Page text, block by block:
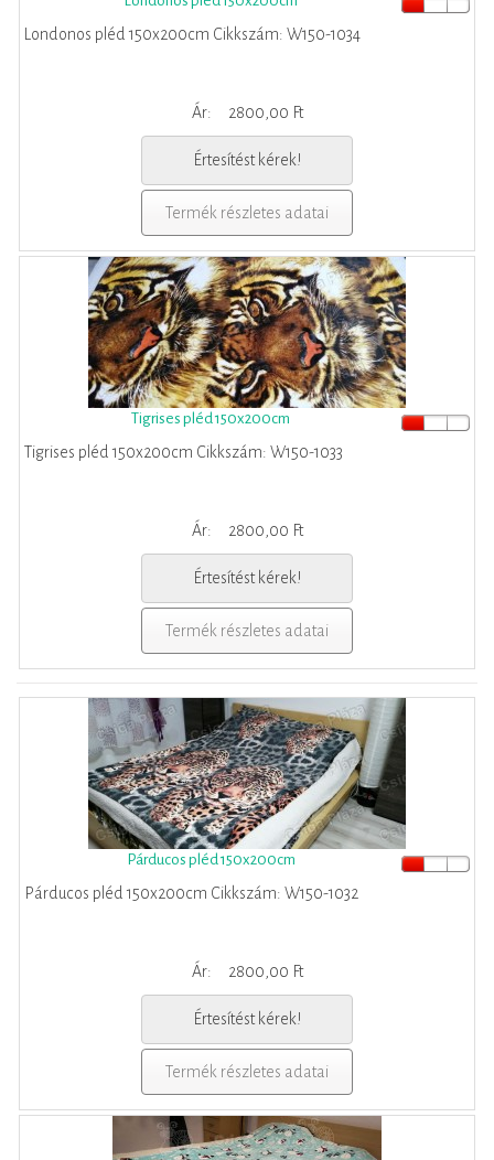
Londonos pléd 150x200cm Cikkszám: W150-1034
Ár: 2800,00 Ft
Értesítést kérek!
Termék részletes adatai
Tigrises pléd 150x200cm
Tigrises pléd 150x200cm Cikkszám: W150-1033
Ár: 2800,00 Ft
Értesítést kérek!
Termék részletes adatai
Párducos pléd 150x200cm
Párducos pléd 150x200cm Cikkszám: W150-1032
Ár: 2800,00 Ft
Értesítést kérek!
Termék részletes adatai